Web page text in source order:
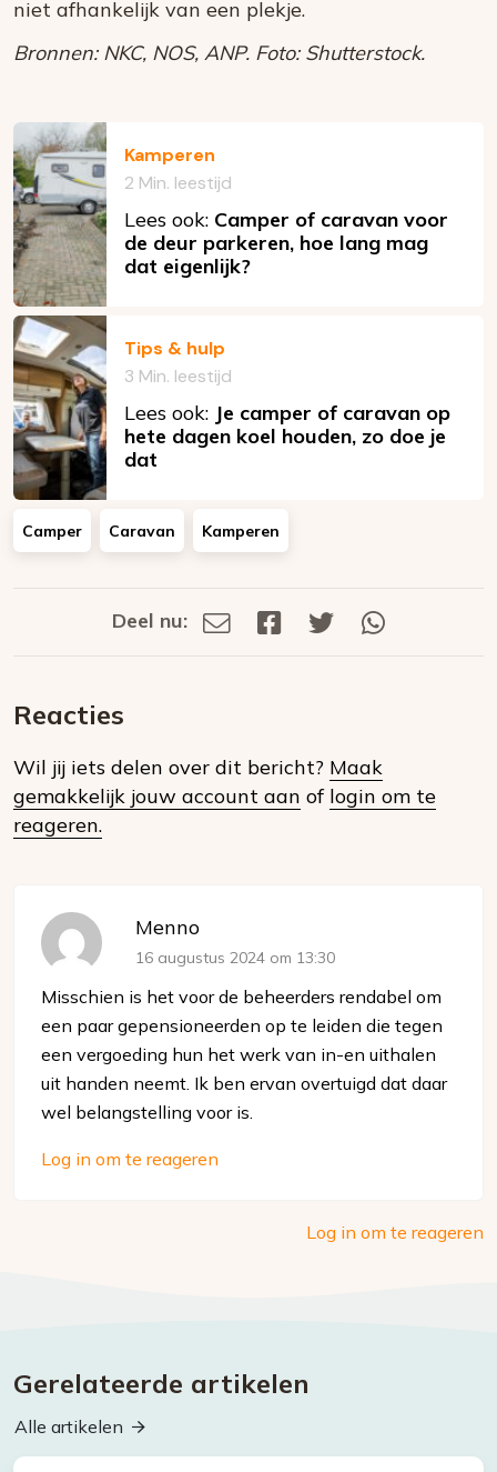
niet afhankelijk van een plekje.
Bronnen: NKC, NOS, ANP. Foto: Shutterstock.
Kamperen
2 Min. leestijd
Lees ook: Camper of caravan voor
de deur parkeren, hoe lang mag
dat eigenlijk?
Tips & hulp
3 Min. leestijd
Lees ook: Je camper of caravan op
hete dagen koel houden, zo doe je
dat
Camper Caravan Kamperen
Deel
social
Deel nu:
Deel
Deel
Deel
Reacties
Wil jij iets delen over dit bericht? Maak
gemakkelijk jouw account aan of login om te
reageren.
Menno
16 augustus 2024 om 13:30
Misschien is het voor de beheerders rendabel om
een paar gepensioneerden op te leiden die tegen
een vergoeding hun het werk van in-en uithalen
uit handen neemt. Ik ben ervan overtuigd dat daar
wel belangstelling voor is.
Log in om te reageren
Log in om te reageren
Gerelateerde artikelen
Alle artikelen